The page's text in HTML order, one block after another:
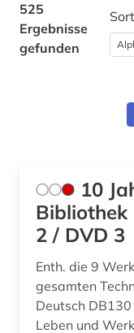
barock (2)
ben (1)
bestand (1)
Norwegen (3)
525
Ergebnisse
gefunden
10
Bibliothek
2 / DVD 3
Enth. die 9 Werke DB116
gesamten
Deutsch
Leben und